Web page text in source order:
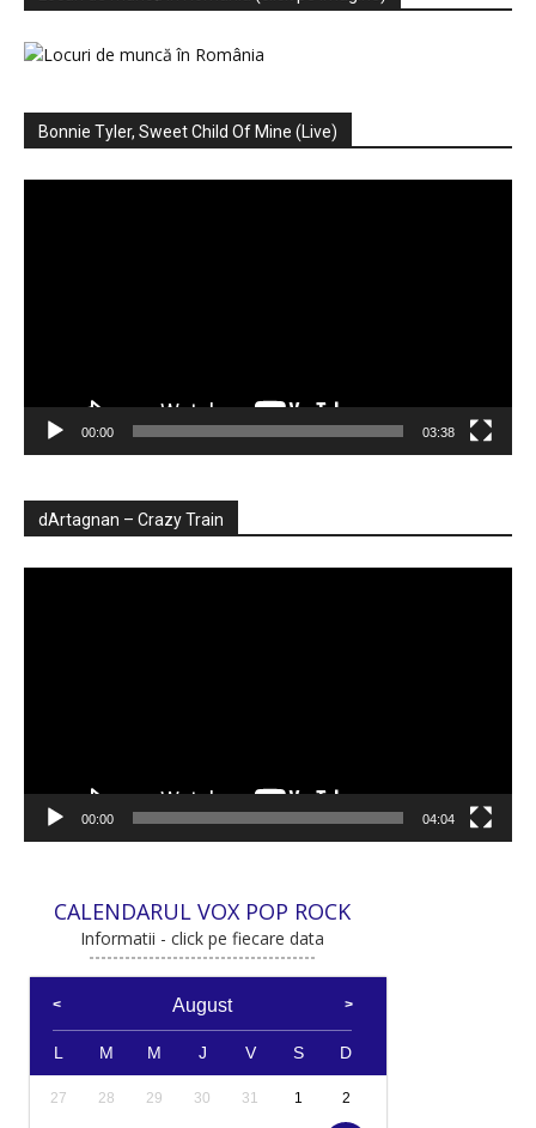
Bonnie Tyler, Sweet Child Of Mine (Live)
00:00 03:38
dArtagnan – Crazy Train
00:00 04:04
CALENDARUL VOX POP ROCK
Informatii - click pe fiecare data
August
L M M J V S D
27 28 29 30 31 1 2